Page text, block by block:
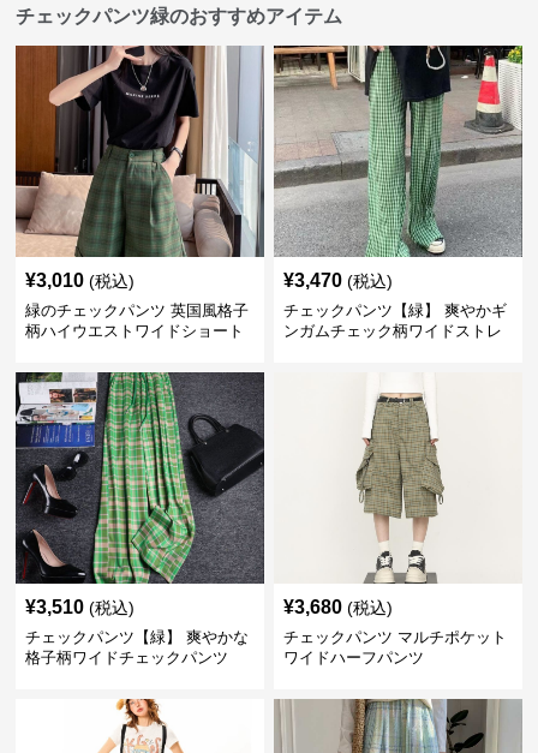
チェックパンツ緑のおすすめアイテム
¥3,010 (税込)
緑のチェックパンツ 英国風格子
柄ハイウエストワイドショート
¥3,470 (税込)
チェックパンツ【緑】 爽やかギ
ンガムチェック柄ワイドストレ
¥3,510 (税込)
チェックパンツ【緑】 爽やかな
格子柄ワイドチェックパンツ
¥3,680 (税込)
チェックパンツ マルチポケット
ワイドハーフパンツ